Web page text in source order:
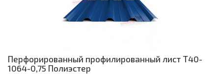
Перфорированный профилированный лист Т40-
1064-0,75 Полиэстер